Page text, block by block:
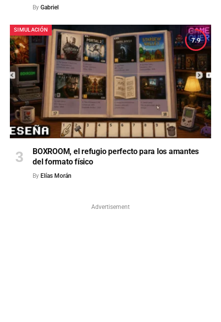
By Gabriel
7.9
SIMULACIÓN
BOXROOM, el refugio perfecto para los amantes
del formato físico
By Elías Morán
Advertisement